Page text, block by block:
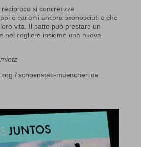
reciproco si concretizza
e carismi ancora sconosciuti e che
vita. Il patto può prestare un
nel cogliere insieme una nuova
/ schoenstatt-muenchen.de